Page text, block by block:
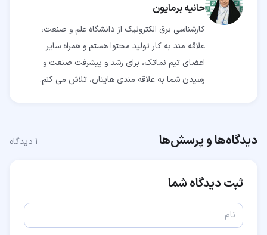
حانیه برمایون
کارشناسی برق الکترونیک از دانشگاه علم و صنعت،
علاقه مند به کار تولید محتوا هستم و همراه سایر
اعضای تیم نماتک، برای رشد و پیشرفت صنعت و
رسیدن شما به علاقه مندی هایتان، تلاش می کنم.
دیدگاه‌ها و پرسش‌ها ۱ دیدگاه
ثبت دیدگاه شما